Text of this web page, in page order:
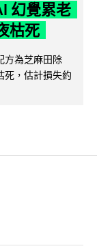
幻覺累老
枯死
方為芝麻田除
死，估計損失約